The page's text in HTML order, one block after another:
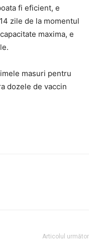
fi eficient, e
zile de la momentul
maxima, e
masuri pentru
dozele de vaccin
Articolul următor